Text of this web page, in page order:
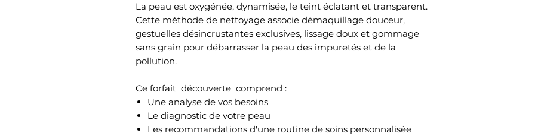
La peau est oxygénée, dynamisée, le teint éclatant et transparent.
Cette méthode de nettoyage associe démaquillage douceur,
gestuelles désincrustantes exclusives, lissage doux et gommage
sans grain pour débarrasser la peau des impuretés et de la
pollution.
Ce forfait découverte comprend :
Une analyse de vos besoins
Le diagnostic de votre peau
Les recommandations d'une routine de soins personnalisée